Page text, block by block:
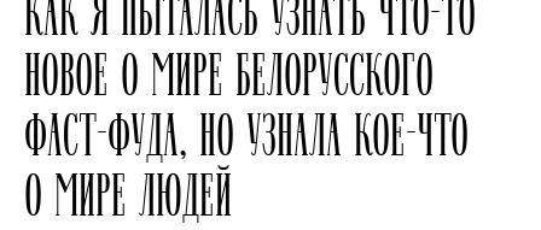
НОВОЕ О МИРЕ БЕЛОРУССКОГО
ФАСТ-ФУДА, НО УЗНАЛА КОЕ-ЧТО
О МИРЕ ЛЮДЕЙ